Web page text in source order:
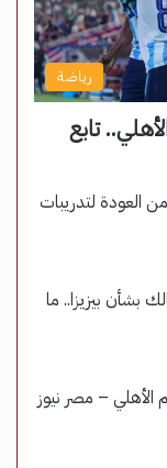
رياضة
تابع
العودة لتدريبات
بشأن بيزيزا.. ما
– مصر نيوز